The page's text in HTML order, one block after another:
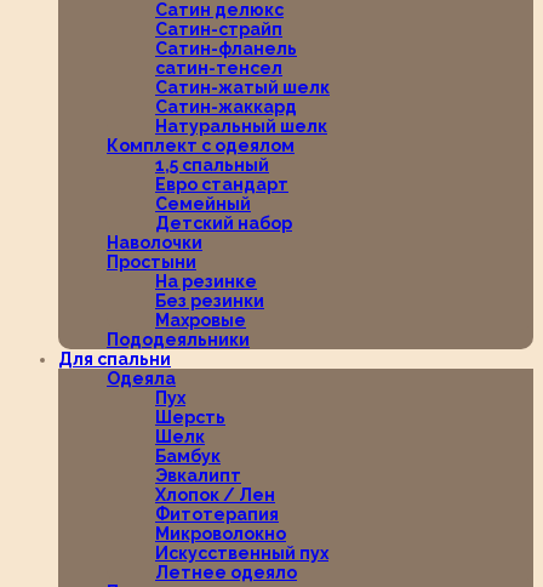
Сатин делюкс
Сатин-страйп
Сатин-фланель
сатин-тенсел
Сатин-жатый шелк
Сатин-жаккард
Натуральный шелк
Комплект с одеялом
1,5 спальный
Евро стандарт
Семейный
Детский набор
Наволочки
Простыни
На резинке
Без резинки
Махровые
Пододеяльники
Для спальни
Одеяла
Пух
Шерсть
Шелк
Бамбук
Эвкалипт
Хлопок / Лен
Фитотерапия
Микроволокно
Искусственный пух
Летнее одеяло